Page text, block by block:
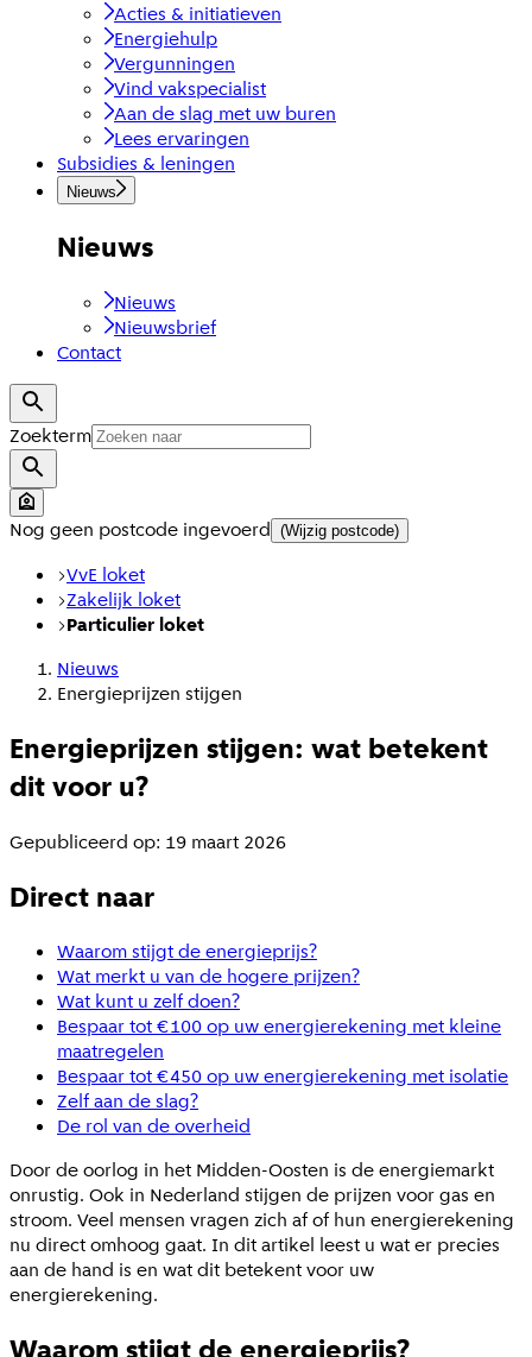
Acties & initiatieven
Energiehulp
Vergunningen
Vind vakspecialist
Aan de slag met uw buren
Lees ervaringen
Subsidies & leningen
Nieuws
Nieuws
Nieuws
Nieuwsbrief
Contact
Zoekterm
Nog geen postcode ingevoerd (Wijzig postcode)
VvE loket
Zakelijk loket
Particulier loket
Nieuws
Energieprijzen stijgen
Energieprijzen stijgen: wat betekent
dit voor u?
Gepubliceerd op: 19 maart 2026
Direct naar
Waarom stijgt de energieprijs?
Wat merkt u van de hogere prijzen?
Wat kunt u zelf doen?
Bespaar tot €100 op uw energierekening met kleine
maatregelen
Bespaar tot €450 op uw energierekening met isolatie
Zelf aan de slag?
De rol van de overheid
Door de oorlog in het Midden-Oosten is de energiemarkt
onrustig. Ook in Nederland stijgen de prijzen voor gas en
stroom. Veel mensen vragen zich af of hun energierekening
nu direct omhoog gaat. In dit artikel leest u wat er precies
aan de hand is en wat dit betekent voor uw
energierekening.